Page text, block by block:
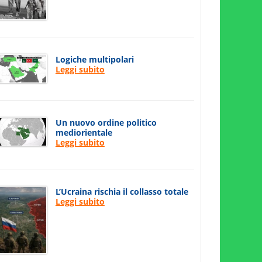
Logiche multipolari
Leggi subito
Un nuovo ordine politico
mediorientale
Leggi subito
L’Ucraina rischia il collasso totale
Leggi subito